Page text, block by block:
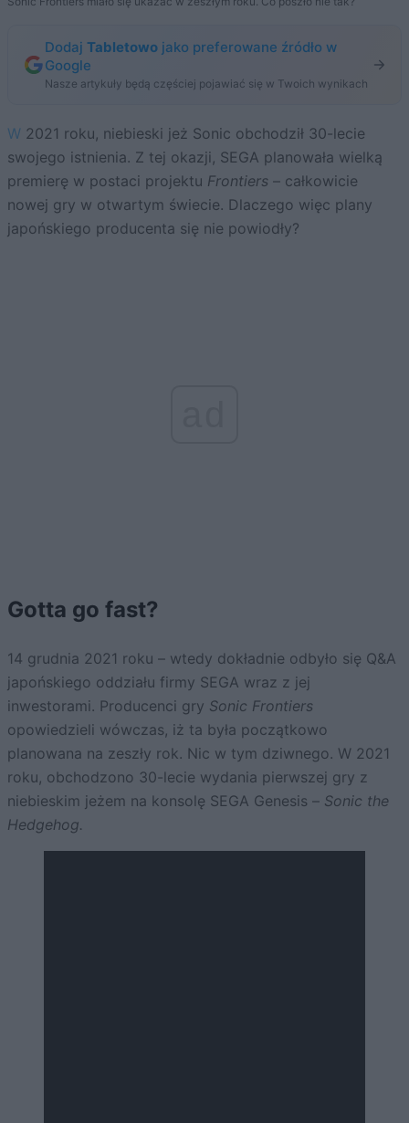
Dodaj Tabletowo jako preferowane źródło w
Google
Nasze artykuły będą częściej pojawiać się w Twoich wynikach
W 2021 roku, niebieski jeż Sonic obchodził 30-lecie
swojego istnienia. Z tej okazji, SEGA planowała wielką
premierę w postaci projektu Frontiers – całkowicie
nowej gry w otwartym świecie. Dlaczego więc plany
japońskiego producenta się nie powiodły?
Gotta go fast?
14 grudnia 2021 roku – wtedy dokładnie odbyło się Q&A
japońskiego oddziału firmy SEGA wraz z jej
inwestorami. Producenci gry Sonic Frontiers
opowiedzieli wówczas, iż ta była początkowo
planowana na zeszły rok. Nic w tym dziwnego. W 2021
roku, obchodzono 30-lecie wydania pierwszej gry z
niebieskim jeżem na konsolę SEGA Genesis – Sonic the
Hedgehog.